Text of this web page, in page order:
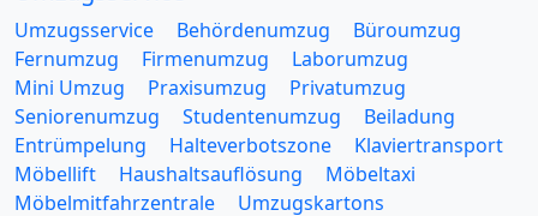
Umzugsservice Behördenumzug
Büroumzug
Fernumzug
Firmenumzug
Laborumzug
Mini Umzug
Praxisumzug
Privatumzug
Seniorenumzug
Studentenumzug
Beiladung
Entrümpelung
Halteverbotszone
Klaviertransport
Möbellift
Haushaltsauflösung
Möbeltaxi
Möbelmitfahrzentrale
Umzugskartons